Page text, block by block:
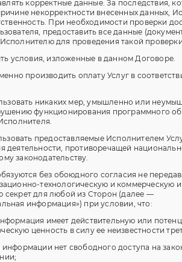
корректные данные. За последствия,
некорректности внесенных данных,
При необходимости проверки
предоставить все данные
для проведения такой
условия, изложенные в данном Договоре.
производить оплату Услуг в
никаких мер, умышленно или
функционирования программного
предоставляемые Исполнителем
деятельности, противоречащей
законодательству.
без обоюдного согласия не
технологическую и коммерческую
секрет для любой из Сторон (далее —
информация») при условии, что:
имеет действительную или
ценность в силу ее неизвестности
информации нет свободного доступа на